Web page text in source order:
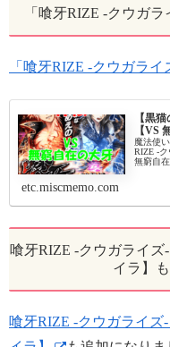
「喰牙RIZE -クウガ
「喰牙RIZE -クウガライ
【黒
【VS
魔法使
RIZE -
無窮自
etc.miscmemo.com
喰牙RIZE -クウガライ
イラ】
喰牙RIZE -クウガライ